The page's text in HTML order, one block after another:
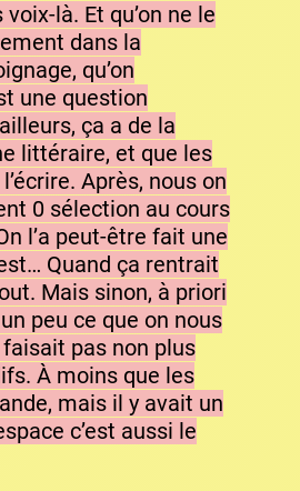
là. Et qu’on ne le
dans la
qu’on
une question
ça a de la
littéraire, et que les
Après, nous on
0 sélection au cours
l’a peut-être fait une
Quand ça rentrait
Mais sinon, à priori
peu ce que on nous
pas non plus
À moins que les
mais il y avait un
c’est aussi le